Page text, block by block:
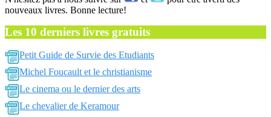
nouveaux livres. Bonne lecture!
Les 10 derniers livres gratuits
Petit Guide de Survie des Etudiants
Michel Foucault et le christianisme
Le cinema ou le dernier des arts
Le chevalier de Keramour